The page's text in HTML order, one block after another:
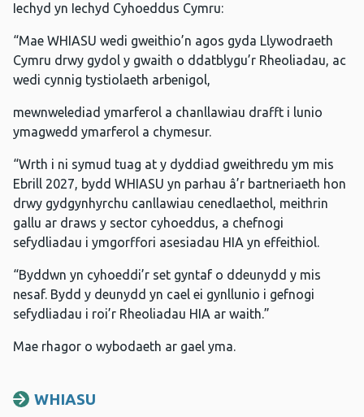
Iechyd yn Iechyd Cyhoeddus Cymru:
“Mae WHIASU wedi gweithio’n agos gyda Llywodraeth
Cymru drwy gydol y gwaith o ddatblygu’r Rheoliadau, ac
wedi cynnig tystiolaeth arbenigol,
mewnwelediad ymarferol a chanllawiau drafft i lunio
ymagwedd ymarferol a chymesur.
“Wrth i ni symud tuag at y dyddiad gweithredu ym mis
Ebrill 2027, bydd WHIASU yn parhau â’r bartneriaeth hon
drwy gydgynhyrchu canllawiau cenedlaethol, meithrin
gallu ar draws y sector cyhoeddus, a chefnogi
sefydliadau i ymgorffori asesiadau HIA yn effeithiol.
“Byddwn yn cyhoeddi’r set gyntaf o ddeunydd y mis
nesaf. Bydd y deunydd yn cael ei gynllunio i gefnogi
sefydliadau i roi’r Rheoliadau HIA ar waith.”
Mae rhagor o wybodaeth ar gael yma.
WHIASU